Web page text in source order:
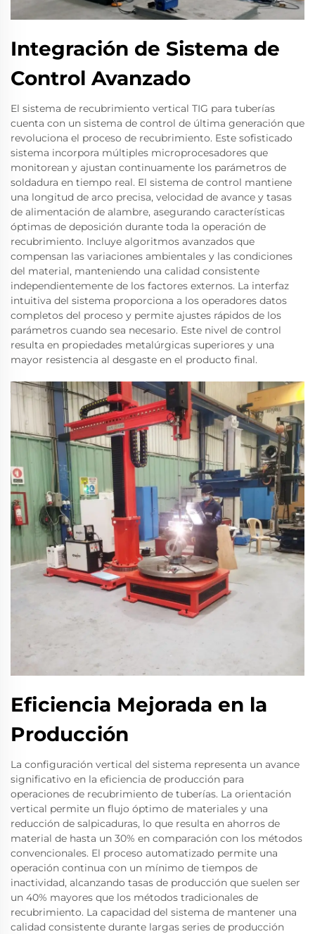
Integración de Sistema de
Control Avanzado
El sistema de recubrimiento vertical TIG para tuberías
cuenta con un sistema de control de última generación que
revoluciona el proceso de recubrimiento. Este sofisticado
sistema incorpora múltiples microprocesadores que
monitorean y ajustan continuamente los parámetros de
soldadura en tiempo real. El sistema de control mantiene
una longitud de arco precisa, velocidad de avance y tasas
de alimentación de alambre, asegurando características
óptimas de deposición durante toda la operación de
recubrimiento. Incluye algoritmos avanzados que
compensan las variaciones ambientales y las condiciones
del material, manteniendo una calidad consistente
independientemente de los factores externos. La interfaz
intuitiva del sistema proporciona a los operadores datos
completos del proceso y permite ajustes rápidos de los
parámetros cuando sea necesario. Este nivel de control
resulta en propiedades metalúrgicas superiores y una
mayor resistencia al desgaste en el producto final.
Eficiencia Mejorada en la
Producción
La configuración vertical del sistema representa un avance
significativo en la eficiencia de producción para
operaciones de recubrimiento de tuberías. La orientación
vertical permite un flujo óptimo de materiales y una
reducción de salpicaduras, lo que resulta en ahorros de
material de hasta un 30% en comparación con los métodos
convencionales. El proceso automatizado permite una
operación continua con un mínimo de tiempos de
inactividad, alcanzando tasas de producción que suelen ser
un 40% mayores que los métodos tradicionales de
recubrimiento. La capacidad del sistema de mantener una
calidad consistente durante largas series de producción